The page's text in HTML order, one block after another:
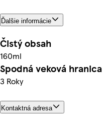
Ďalšie informácie
Čistý obsah
160ml
Spodná veková hranica
3 Roky
Kontaktná adresa